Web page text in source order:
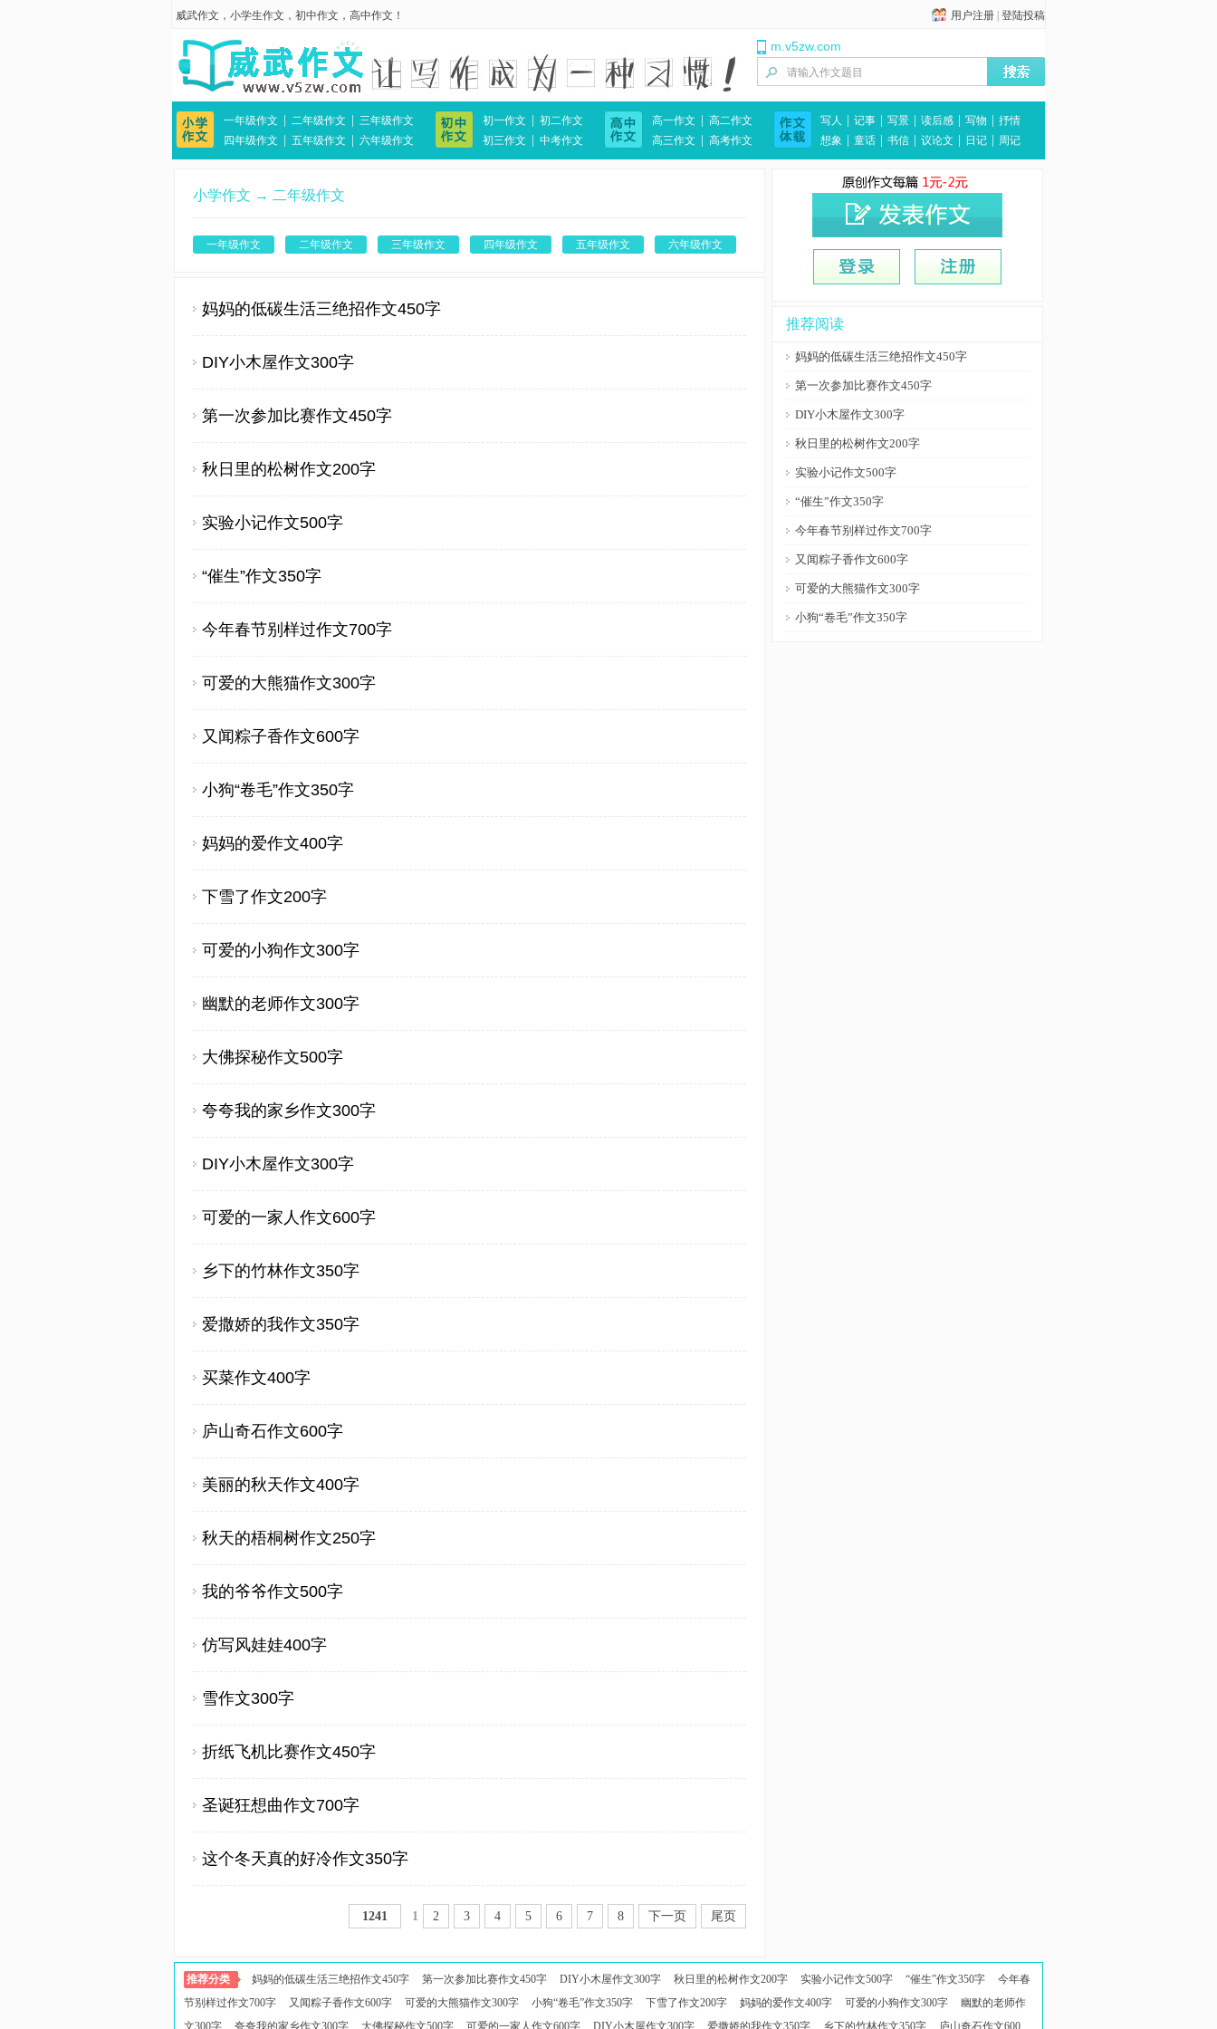
威武作文 ， 小学生作文 ， 初中作文 ， 高中作文 ！ 用户注册 登陆投稿
m.v5zw.com
一年级作文 二年级作文
三年级作文
四年级作文
五年级作文 六年级作文
初一作文
初二作文
初三作文
中考作文
高一作文
高二作文
高三作文
高考作文
写人 记事 写景 读后感 写物
抒情
想象
童话 书信 议论文 日记 周记
小学作文 → 二年级作文
一年级作文 二年级作文 三年级作文 四年级作文 五年级作文 六年级作文
妈妈的低碳生活三绝招作文450字
DIY小木屋作文300字
第一次参加比赛作文450字
秋日里的松树作文200字
实验小记作文500字
“催生”作文350字
今年春节别样过作文700字
可爱的大熊猫作文300字
又闻粽子香作文600字
小狗“卷毛”作文350字
妈妈的爱作文400字
下雪了作文200字
可爱的小狗作文300字
幽默的老师作文300字
大佛探秘作文500字
夸夸我的家乡作文300字
DIY小木屋作文300字
可爱的一家人作文600字
乡下的竹林作文350字
爱撒娇的我作文350字
买菜作文400字
庐山奇石作文600字
美丽的秋天作文400字
秋天的梧桐树作文250字
我的爷爷作文500字
仿写风娃娃400字
雪作文300字
折纸飞机比赛作文450字
圣诞狂想曲作文700字
这个冬天真的好冷作文350字
1241 1 2 3 4 5 6 7 8 下一页 尾页
推荐阅读
妈妈的低碳生活三绝招作文450字
第一次参加比赛作文450字
DIY小木屋作文300字
秋日里的松树作文200字
实验小记作文500字
“催生”作文350字
今年春节别样过作文700字
又闻粽子香作文600字
可爱的大熊猫作文300字
小狗“卷毛”作文350字
推荐分类 妈妈的低碳生活三绝招作文450字 第一次参加比赛作文450字 DIY小木屋作文300字 秋日里的松树作文200字 实验小记作文500字 “催生”作文350字
今年春
节别样过作文700字
又闻粽子香作文600字 可爱的大熊猫作文300字 小狗“卷毛”作文350字 下雪了作文200字 妈妈的爱作文400字 可爱的小狗作文300字
幽默的老师作
文300字
夸夸我的家乡作文300字 大佛探秘作文500字 可爱的一家人作文600字 DIY小木屋作文300字 爱撒娇的我作文350字 乡下的竹林作文350字 庐山奇石作文600